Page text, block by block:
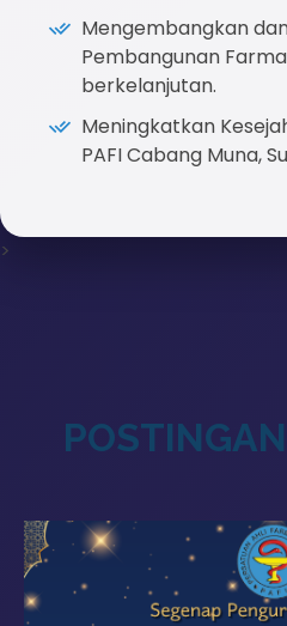
Mengembangkan
Pembangunan
berkelanjutan.
Meningkatkan
PAFI Cabang Muna,
>